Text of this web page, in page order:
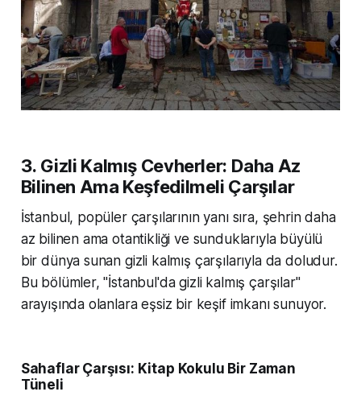
3. Gizli Kalmış Cevherler: Daha Az
Bilinen Ama Keşfedilmeli Çarşılar
İstanbul, popüler çarşılarının yanı sıra, şehrin daha
az bilinen ama otantikliği ve sunduklarıyla büyülü
bir dünya sunan gizli kalmış çarşılarıyla da doludur.
Bu bölümler, "İstanbul'da gizli kalmış çarşılar"
arayışında olanlara eşsiz bir keşif imkanı sunuyor.
Sahaflar Çarşısı: Kitap Kokulu Bir Zaman
Tüneli